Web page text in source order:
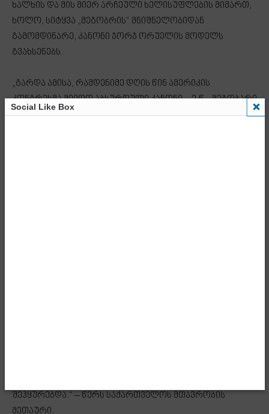
ხალხის და მის მიერ არჩეული ხელისუფლების მიმართ,
ხოლო, სიტყვა „მეგობრის“ მნიშნელობიდან
გამომდინარე, კანონი ჯორჯ ორუელის მოდელს
გვახსენებს.
„გარდა ამისა, რამდენიმე დღის წინ ამერიკის
კონგრესმა მიიღო აბსურდული კანონი – ე.წ. „მეგობარი
აქტი“, რომელიც არის მტრულად გამსჭვალული
შეჰყურებდა.“ – წერს საქართველოს მთავრობის
მეთაური.
Social Like Box